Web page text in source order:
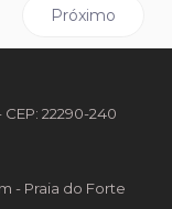
ICRJ recebe
Próximo
Próximo
22290-240
- Praia do Forte